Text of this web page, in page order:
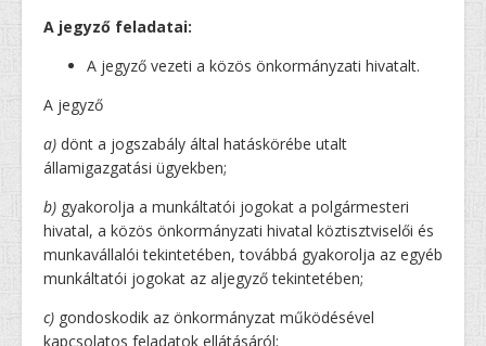
A jegyző feladatai:
A jegyző vezeti a közös önkormányzati hivatalt.
A jegyző
a) dönt a jogszabály által hatáskörébe utalt
államigazgatási ügyekben;
b) gyakorolja a munkáltatói jogokat a polgármesteri
hivatal, a közös önkormányzati hivatal köztisztviselői és
munkavállalói tekintetében, továbbá gyakorolja az egyéb
munkáltatói jogokat az aljegyző tekintetében;
c) gondoskodik az önkormányzat működésével
kapcsolatos feladatok ellátásáról;